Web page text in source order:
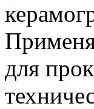
для